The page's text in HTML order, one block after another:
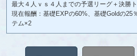
最大４人ｖｓ４人までの予選リーグ＋決勝
現在報酬：基礎EXPの60%、基礎Goldの25
テム×2